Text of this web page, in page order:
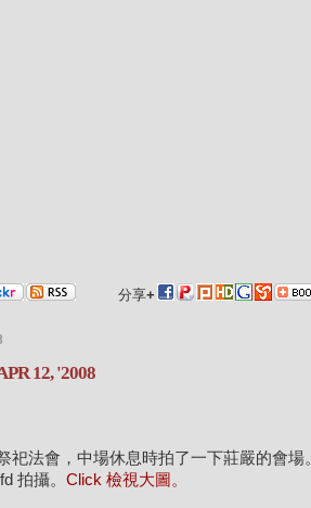
分享+
12, '2008
祀法會，中場休息時拍了一下莊嚴的會場
拍攝。 Click 檢視大圖。